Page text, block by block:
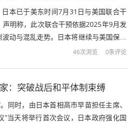
本已于美东时间7月31日与美国联合干
明称，此次联合干预依据2025年9月发
动与混乱走势。日本将继续与美国保持
46次浏览 0条评论
：突破战后和平体制束缚
同时，由日本首相高市早苗担任主席、
当天将举行首次会议，日本政府强化国